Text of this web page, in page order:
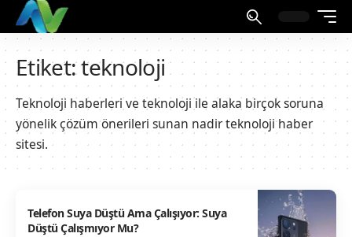
Etiket:teknoloji
Teknoloji haberleri ve teknoloji ile alaka birçok soruna
yönelik çözüm önerileri sunan nadir teknoloji haber
sitesi.
Telefon Suya Düştü Ama Çalışıyor: Suya
Düştü Çalışmıyor Mu?